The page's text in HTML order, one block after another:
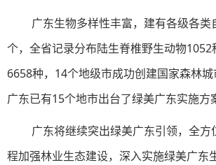
广东生物多样性丰富，建有各级各类
个，全省记录分布陆生脊椎野生动物
6658种，14个地级市成功创建国家森林城
广东已有15个地市出台了绿美广东实施方
广东将继续突出绿美广东引领，全方
程加强林业生态建设，深入实施绿美广东